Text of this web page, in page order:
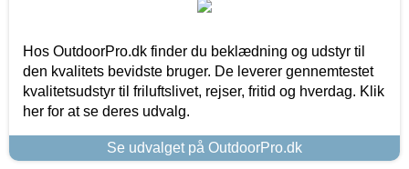
Hos OutdoorPro.dk finder du beklædning og udstyr til
den kvalitets bevidste bruger. De leverer gennemtestet
kvalitetsudstyr til friluftslivet, rejser, fritid og hverdag. Klik
her for at se deres udvalg.
Se udvalget på OutdoorPro.dk